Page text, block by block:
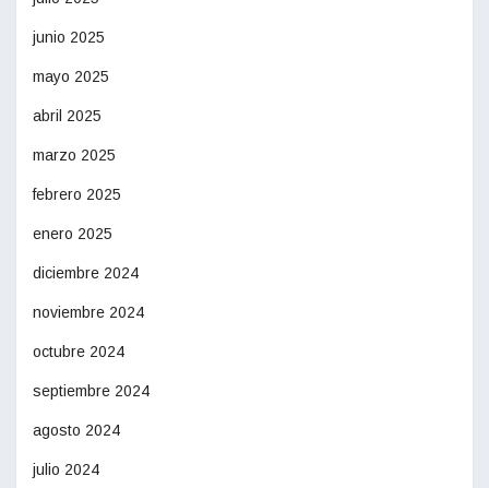
junio 2025
mayo 2025
abril 2025
marzo 2025
febrero 2025
enero 2025
diciembre 2024
noviembre 2024
octubre 2024
septiembre 2024
agosto 2024
julio 2024